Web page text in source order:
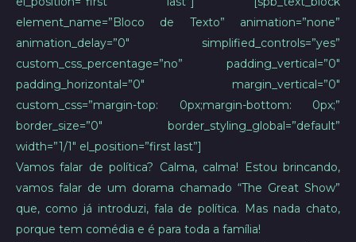
element_name=”Bloco de Texto” animation=”none”
animation_delay=”0″ simplified_controls=”yes”
custom_css_percentage=”no” padding_vertical=”0″
padding_horizontal=”0″ margin_vertical=”0″
custom_css=”margin-top: 0px;margin-bottom: 0px;”
border_size=”0″ border_styling_global=”default”
width=”1/1″ el_position=”first last”]
Vamos falar de política? Calma, calma! Estou brincando,
vamos falar de um dorama chamado “The Great Show”
que, como já introduzi, fala de política. Mas nada chato,
porque tem comédia e é para toda a família!